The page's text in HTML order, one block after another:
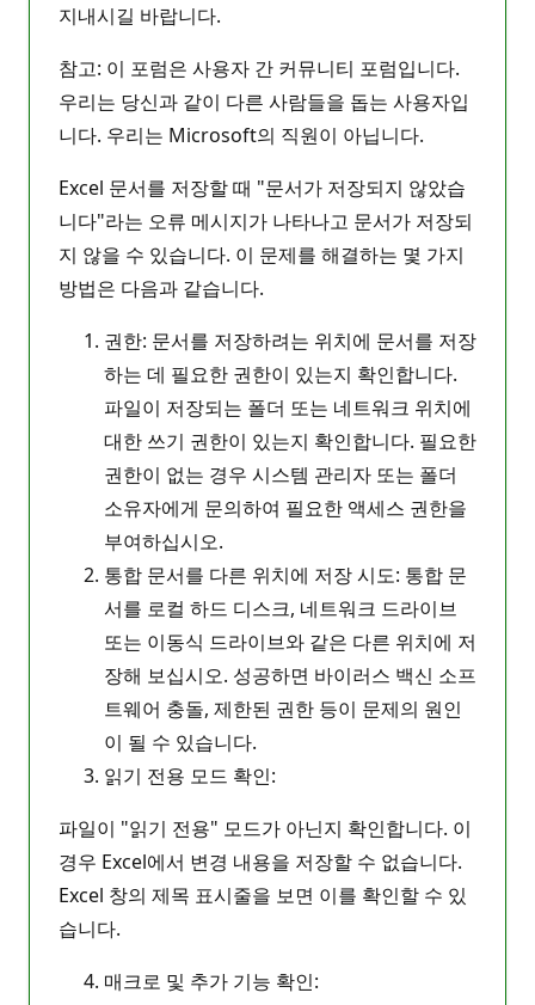
지내시길 바랍니다.
참고: 이 포럼은 사용자 간 커뮤니티 포럼입니다.
우리는 당신과 같이 다른 사람들을 돕는 사용자입
니다. 우리는 Microsoft의 직원이 아닙니다.
Excel 문서를 저장할 때 "문서가 저장되지 않았습
니다"라는 오류 메시지가 나타나고 문서가 저장되
지 않을 수 있습니다. 이 문제를 해결하는 몇 가지
방법은 다음과 같습니다.
권한: 문서를 저장하려는 위치에 문서를 저장
하는 데 필요한 권한이 있는지 확인합니다.
파일이 저장되는 폴더 또는 네트워크 위치에
대한 쓰기 권한이 있는지 확인합니다. 필요한
권한이 없는 경우 시스템 관리자 또는 폴더
소유자에게 문의하여 필요한 액세스 권한을
부여하십시오.
통합 문서를 다른 위치에 저장 시도: 통합 문
서를 로컬 하드 디스크, 네트워크 드라이브
또는 이동식 드라이브와 같은 다른 위치에 저
장해 보십시오. 성공하면 바이러스 백신 소프
트웨어 충돌, 제한된 권한 등이 문제의 원인
이 될 수 있습니다.
읽기 전용 모드 확인:
파일이 "읽기 전용" 모드가 아닌지 확인합니다. 이
경우 Excel에서 변경 내용을 저장할 수 없습니다.
Excel 창의 제목 표시줄을 보면 이를 확인할 수 있
습니다.
매크로 및 추가 기능 확인: